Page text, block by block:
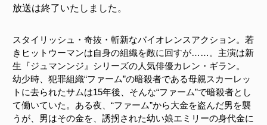
放送は終了いたしました。
スタイリッシュ・奇抜・斬新なバイオレンスアクション。若
きヒットウーマンは自身の組織を敵に回すが……。主演は新
生『ジュマンンジ』シリーズの人気俳優カレン・ギラン。
幼少時、犯罪組織“ファーム”の暗殺者である母親スカーレッ
トに去られたサムは15年後、そんな“ファーム”で暗殺者とし
て働いていた。ある夜、“ファーム”から大金を盗んだ男を襲
うが、男はその金を、誘拐された幼い娘エミリーの身代金に